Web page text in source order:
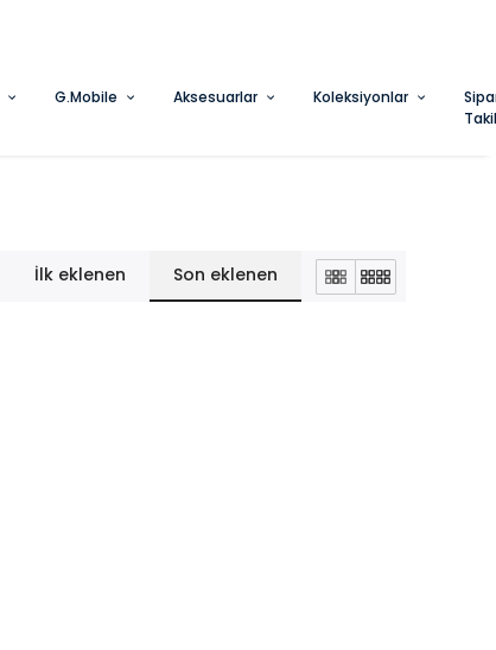
G.Mobile Aksesuarlar Koleksiyonlar
İlk eklenen Son eklenen